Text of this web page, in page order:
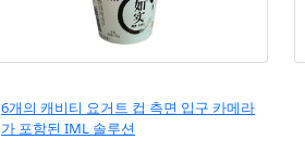
6개의 캐비티 요거트 컵 측면 입구 카메라
가 포함된 IML 솔루션